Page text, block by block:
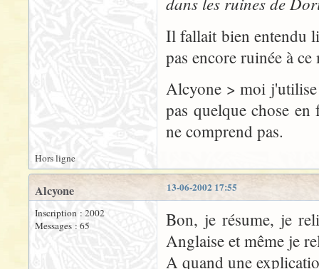
Il fallait bien entendu
pas encore ruinée à ce
Alcyone > moi j'utilise
pas quelque chose
ne comprend pas.
Hors ligne
13-06-2002 17:55
Alcyone
Inscription : 2002
Messages : 65
Bon, je résume, je
Anglaise et même je
A quand une